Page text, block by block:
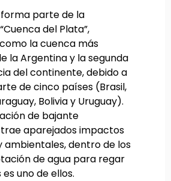
parte de la
del Plata”,
la cuenca más
la Argentina y la segunda
del continente, debido a
de cinco países (Brasil,
Bolivia y Uruguay).
de bajante
aparejados impactos
ambientales, dentro de los
de agua para regar
uno de ellos.